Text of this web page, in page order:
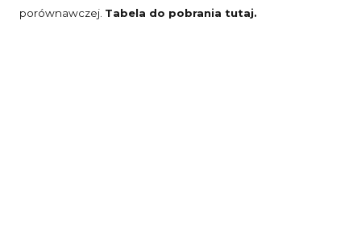
porównawczej. Tabela do pobrania tutaj.